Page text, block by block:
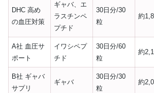
DHC 高め
の血圧対策
ギャバ、エ
ラスチンペ
プチド
30日分/30
粒
約
A社 血圧サ
ポート
イワシペプ
チド
30日分/60
粒
約
B社 ギャバ
サプリ
ギャバ
30日分/30
粒
約